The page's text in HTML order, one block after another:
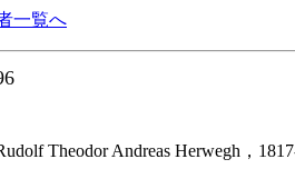
一覧へ
Theodor Andreas Herwegh，